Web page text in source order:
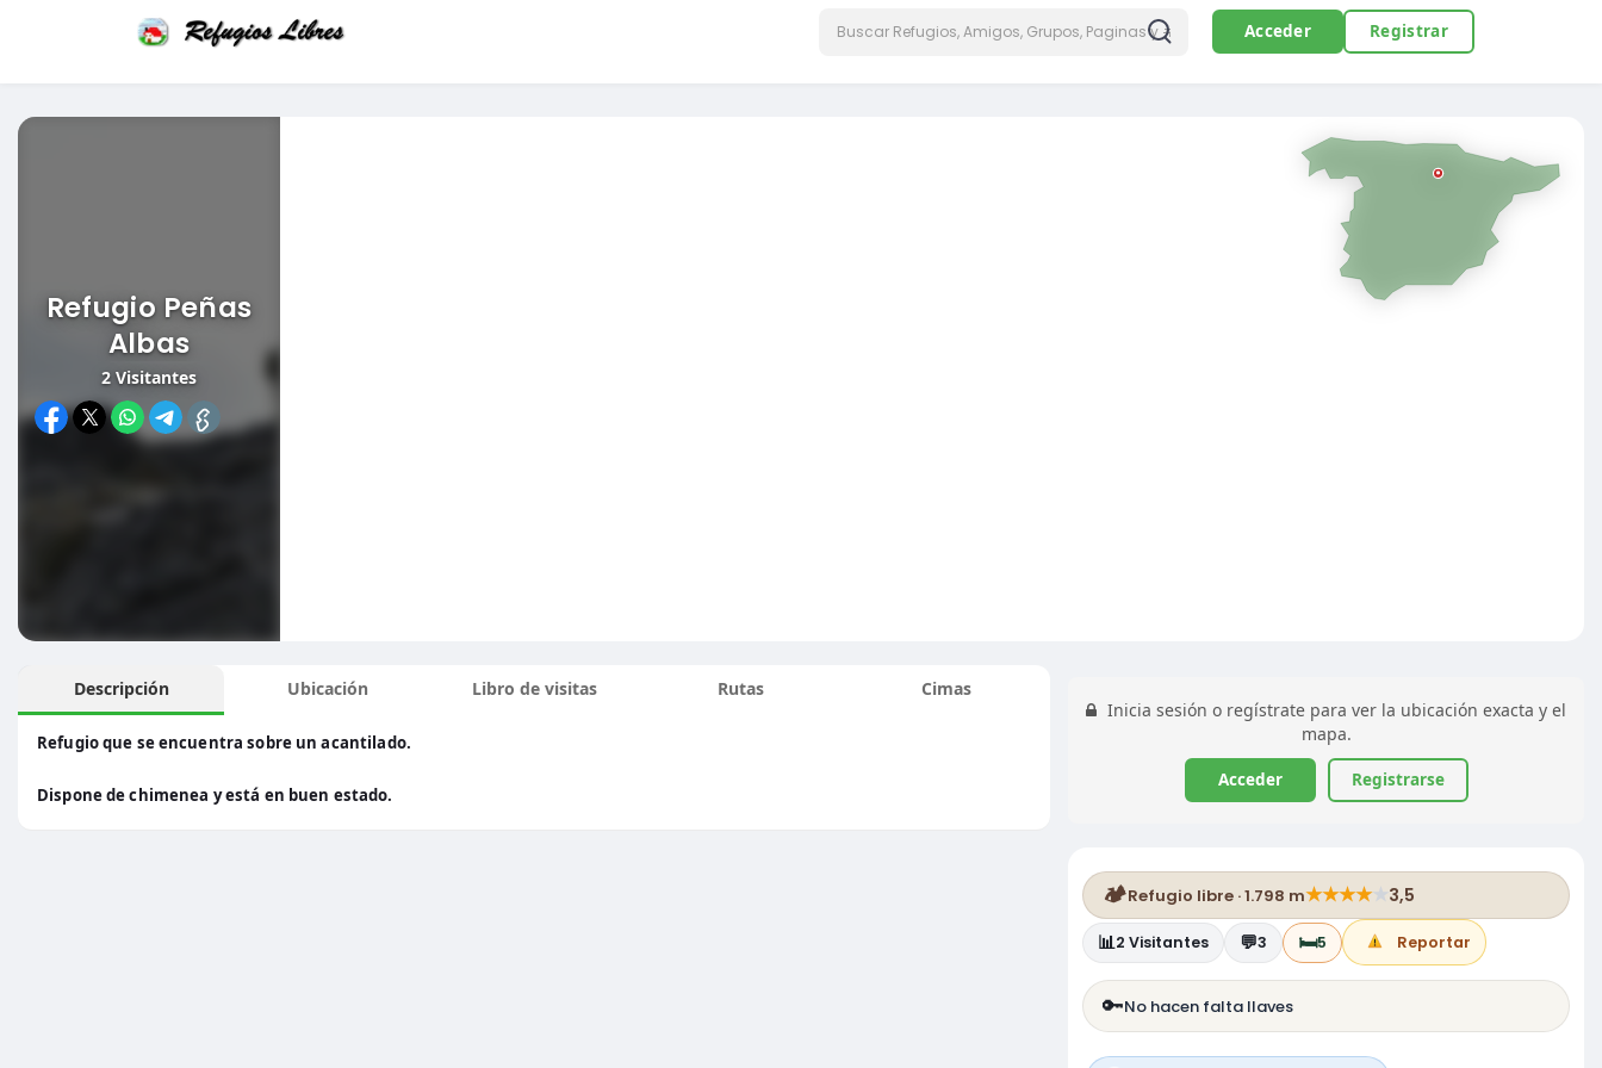
Acceder Registrar
Refugio Peñas
Albas
2 Visitantes
Descripción
Refugio que se encuentra sobre un acantilado.
Dispone de chimenea y está en buen estado.
Ubicación Libro de visitas Rutas
Cimas
Inicia sesión o regístrate para ver la ubicación exacta y el
mapa.
Acceder Registrarse
🏕️Refugio libre · 1.798 m★★★★★3,5
📊2 Visitantes 💬3 🛏️5 Reportar
🔑No hacen falta llaves